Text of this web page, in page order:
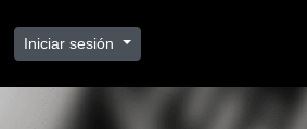
Iniciar sesión